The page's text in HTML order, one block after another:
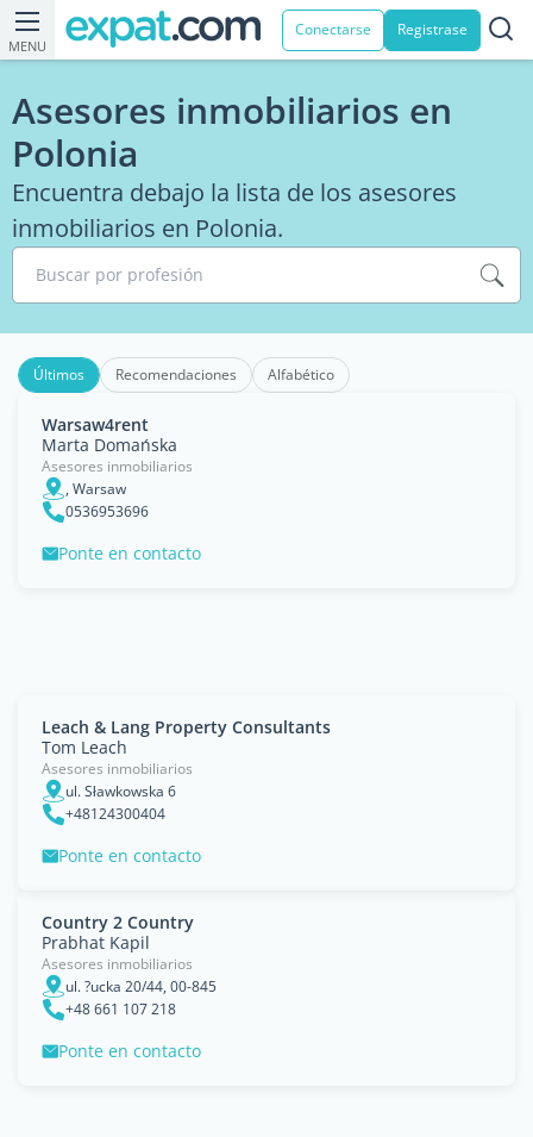
MENU
Conectarse Registrase
Asesores inmobiliarios en
Polonia
Encuentra debajo la lista de los asesores
inmobiliarios en Polonia.
Buscar por profesión
Últimos Recomendaciones Alfabético
Warsaw4rent
Marta Domańska
Asesores inmobiliarios
, Warsaw
0536953696
Ponte en contacto
Leach & Lang Property Consultants
Tom Leach
Asesores inmobiliarios
ul. Sławkowska 6
+48124300404
Ponte en contacto
Country 2 Country
Prabhat Kapil
Asesores inmobiliarios
ul. ?ucka 20/44, 00-845
+48 661 107 218
Ponte en contacto